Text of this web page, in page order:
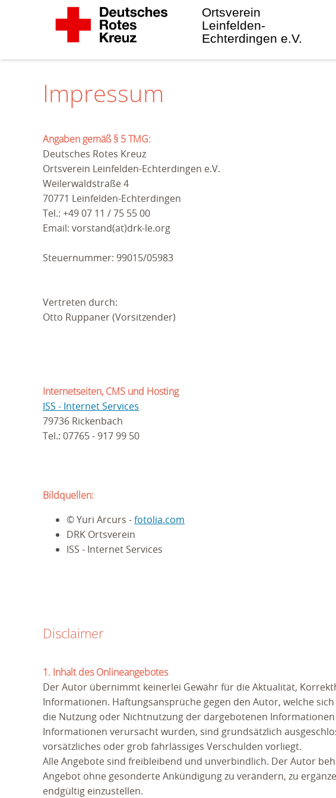
Ortsverein
Leinfelden-
Echterdingen e.V.
Impressum
Angaben gemäß § 5 TMG:
Deutsches Rotes Kreuz
Ortsverein Leinfelden-Echterdingen e.V.
Weilerwaldstraße 4
70771 Leinfelden-Echterdingen
Tel.: +49 07 11 / 75 55 00
Email: vorstand(at)drk-le.org
Steuernummer: 99015/05983
Vertreten durch:
Otto Ruppaner (Vorsitzender)
Internetseiten, CMS und Hosting
ISS - Internet Services
79736 Rickenbach
Tel.: 07765 - 917 99 50
Bildquellen:
© Yuri Arcurs -fotolia.com
DRK Ortsverein
ISS - Internet Services
Disclaimer
1. Inhalt des Onlineangebotes
Der Autor übernimmt keinerlei Gewähr für die Aktualität,
Informationen. Haftungsansprüche gegen den Autor, welche
die Nutzung oder Nichtnutzung der dargebotenen
Informationen verursacht wurden, sind grundsätzlich
vorsätzliches oder grob fahrlässiges Verschulden vorliegt.
Alle Angebote sind freibleibend und unverbindlich. Der Autor
Angebot ohne gesonderte Ankündigung zu verändern, zu
endgültig einzustellen.